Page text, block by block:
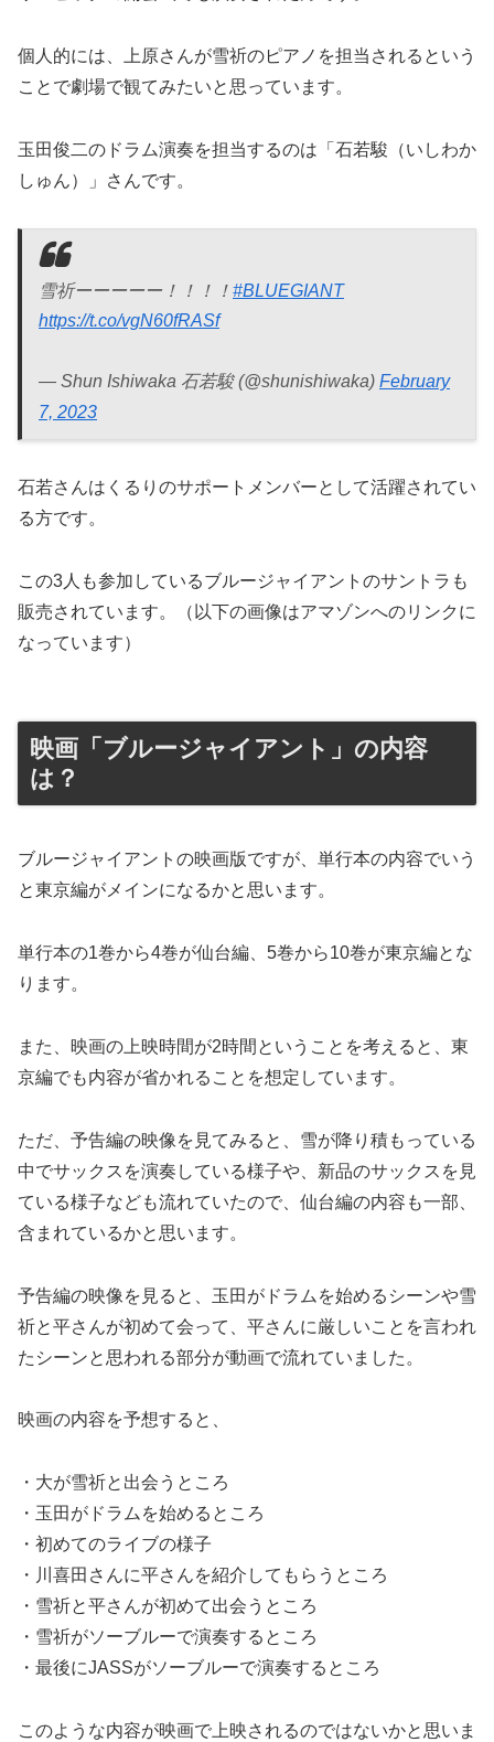
個人的には、上原さんが雪祈のピアノを担当されるという
ことで劇場で観てみたいと思っています。
玉田俊二のドラム演奏を担当するのは「石若駿（いしわか
しゅん）」さんです。
雪祈ーーーーー！！！！ #BLUEGIANT
https://t.co/vgN60fRASf
— Shun Ishiwaka 石若駿 (@shunishiwaka) February
7, 2023
石若さんはくるりのサポートメンバーとして活躍されてい
る方です。
この3人も参加しているブルージャイアントのサントラも
販売されています。（以下の画像はアマゾンへのリンクに
なっています）
映画「ブルージャイアント」の内容
は？
ブルージャイアントの映画版ですが、単行本の内容でいう
と東京編がメインになるかと思います。
単行本の1巻から4巻が仙台編、5巻から10巻が東京編とな
ります。
また、映画の上映時間が2時間ということを考えると、東
京編でも内容が省かれることを想定しています。
ただ、予告編の映像を見てみると、雪が降り積もっている
中でサックスを演奏している様子や、新品のサックスを見
ている様子なども流れていたので、仙台編の内容も一部、
含まれているかと思います。
予告編の映像を見ると、玉田がドラムを始めるシーンや雪
祈と平さんが初めて会って、平さんに厳しいことを言われ
たシーンと思われる部分が動画で流れていました。
映画の内容を予想すると、
・大が雪祈と出会うところ
・玉田がドラムを始めるところ
・初めてのライブの様子
・川喜田さんに平さんを紹介してもらうところ
・雪祈と平さんが初めて出会うところ
・雪祈がソーブルーで演奏するところ
・最後にJASSがソーブルーで演奏するところ
このような内容が映画で上映されるのではないかと思いま